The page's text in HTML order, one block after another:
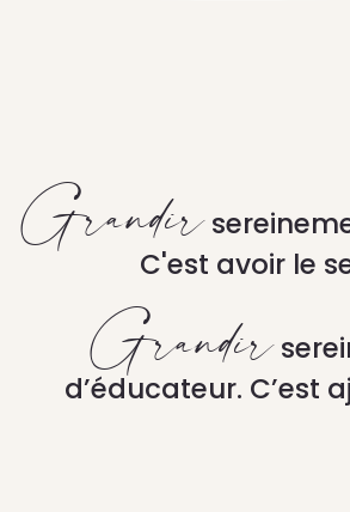
Grandir
C'est avoir le
Grandir
d’éducateur. C’est